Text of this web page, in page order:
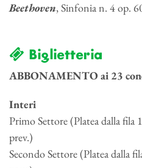
Beethoven, Sinfonia n. 4 op.
Biglietteria
ABBONAMENTO ai 23
Interi
Primo Settore (Platea dalla
prev.)
Secondo Settore (Platea dalla